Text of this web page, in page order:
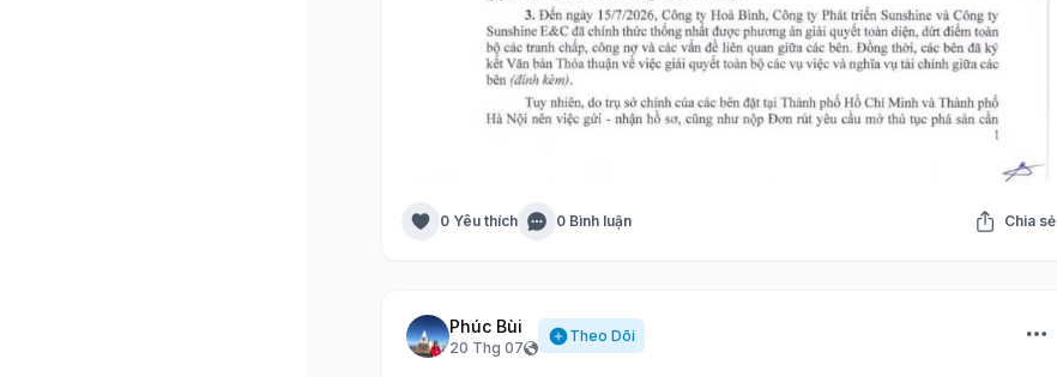
0 Yêu thích 0 Bình luận Chia sẻ
Phúc Bùi
20 Thg 07
Theo Dõi